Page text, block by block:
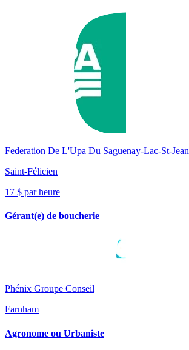
Federation De L'Upa Du Saguenay-Lac-St-Jean
Saint-Félicien
17 $ par heure
Gérant(e) de boucherie
Phénix Groupe Conseil
Farnham
Agronome ou Urbaniste